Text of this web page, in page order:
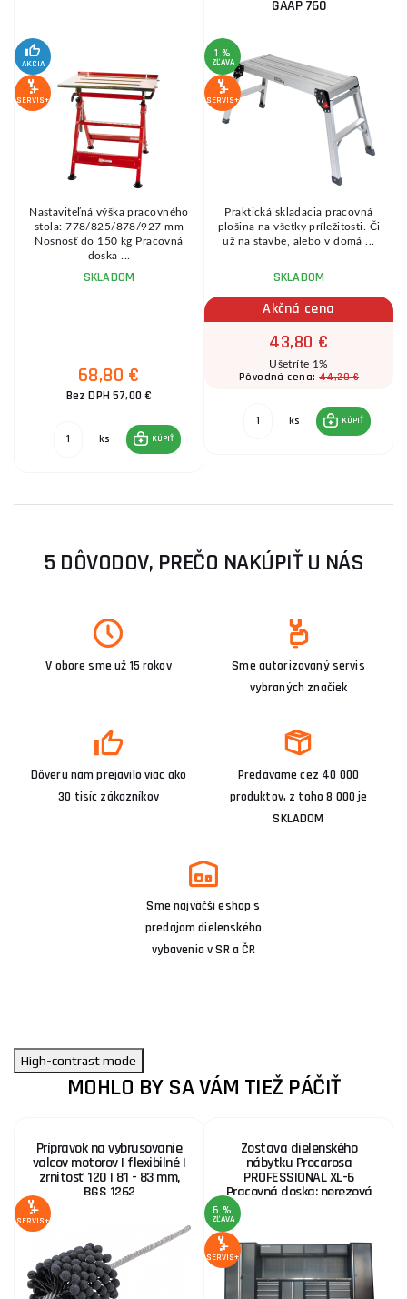
AKCIA
SERVIS+
Nastaviteľná výška pracovného
stola: 778/825/878/927 mm
Nosnosť do 150 kg Pracovná
doska ...
SKLADOM
68,80 €
Bez DPH 57,00 €
ks KÚPIŤ
GAAP 760
1 %
ZĽAVA
SERVIS+
Praktická skladacia pracovná
plošina na všetky príležitosti. Či
už na stavbe, alebo v domá ...
SKLADOM
Akčná cena
43,80 €
Ušetríte 1%
Pôvodná cena:44,20 €
ks KÚPIŤ
5 DÔVODOV, PREČO NAKÚPIŤ U NÁS
V obore sme už 15 rokov
Sme autorizovaný servis
vybraných značiek
Dôveru nám prejavilo viac ako
30 tisíc zákazníkov
Predávame cez 40 000
produktov, z toho 8 000 je
SKLADOM
Sme najväčší eshop s
predajom dielenského
vybavenia v SR a ČR
High-contrast mode
MOHLO BY SA VÁM TIEŽ PÁČIŤ
Prípravok na vybrusovanie
valcov motorov | flexibilné |
zrnitosť 120 | 81 - 83 mm,
BGS 1262
SERVIS+
Zostava dielenského
nábytku Procarosa
PROFESSIONAL XL-6
Pracovná doska: nerezová
6 %
ZĽAVA
SERVIS+